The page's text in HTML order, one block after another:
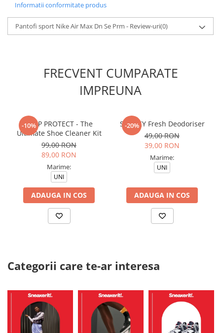
Informatii conformitate produs
Pantofi sport Nike Air Max Dn Se Prm - Review-uri(0)
FRECVENT CUMPARATE
IMPREUNA
-10%
CREP PROTECT - The
Ultimate Shoe Cleaner Kit
99,00 RON
89,00 RON
Marime:
UNI
ADAUGA IN COS
-20%
SNEAKY Fresh Deodoriser
49,00 RON
39,00 RON
Marime:
UNI
ADAUGA IN COS
Categorii care te-ar interesa